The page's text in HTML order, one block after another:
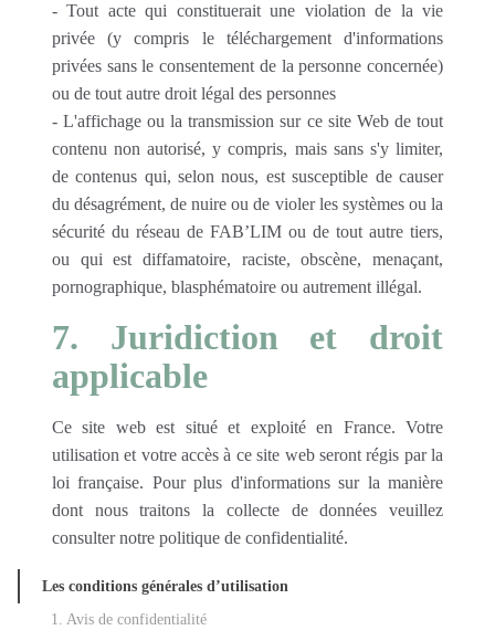
- Tout acte qui constituerait une violation de la vie
privée (y compris le téléchargement d'informations
privées sans le consentement de la personne concernée)
ou de tout autre droit légal des personnes
- L'affichage ou la transmission sur ce site Web de tout
contenu non autorisé, y compris, mais sans s'y limiter,
de contenus qui, selon nous, est susceptible de causer
du désagrément, de nuire ou de violer les systèmes ou la
sécurité du réseau de FAB’LIM ou de tout autre tiers,
ou qui est diffamatoire, raciste, obscène, menaçant,
pornographique, blasphématoire ou autrement illégal.
7. Juridiction et droit
applicable
Ce site web est situé et exploité en France. Votre
utilisation et votre accès à ce site web seront régis par la
loi française. Pour plus d'informations sur la manière
dont nous traitons la collecte de données veuillez
consulter notre politique de confidentialité.
Les conditions générales d’utilisation
1. Avis de confidentialité